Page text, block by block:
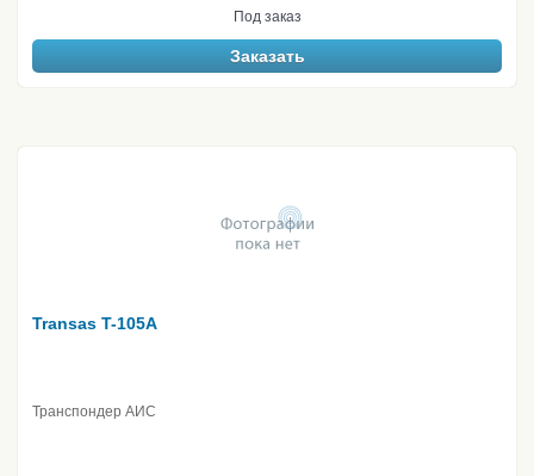
Под заказ
Заказать
Transas T-105A
Транспондер АИС